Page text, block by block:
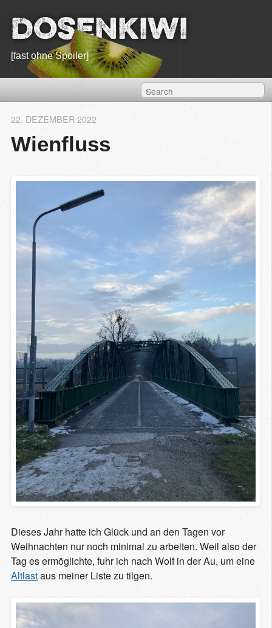
Dosenkiwi
[fast ohne Spoiler]
Wienfluss
22. DEZEMBER 2022
Dieses Jahr hatte ich Glück und an den Tagen vor
Weihnachten nur noch minimal zu arbeiten. Weil also der
Tag es ermöglichte, fuhr ich nach Wolf in der Au, um eine
Altlastaus meiner Liste zu tilgen.